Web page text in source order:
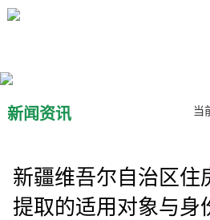
新闻资讯 当
新疆维吾尔自治区住
提取的适用对象与身